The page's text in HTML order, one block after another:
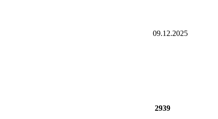
09.12.2025
2939